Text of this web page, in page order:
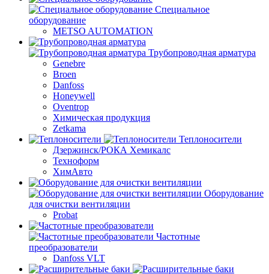
Специальное
оборудование
METSO AUTOMATION
Трубопроводная арматура
Genebre
Broen
Danfoss
Honeywell
Oventrop
Химическая продукция
Zetkama
Теплоносители
Дзержинск/РОКА Хемикалс
Техноформ
ХимАвто
Оборудование
для очистки вентиляции
Probat
Частотные
преобразователи
Danfoss VLT